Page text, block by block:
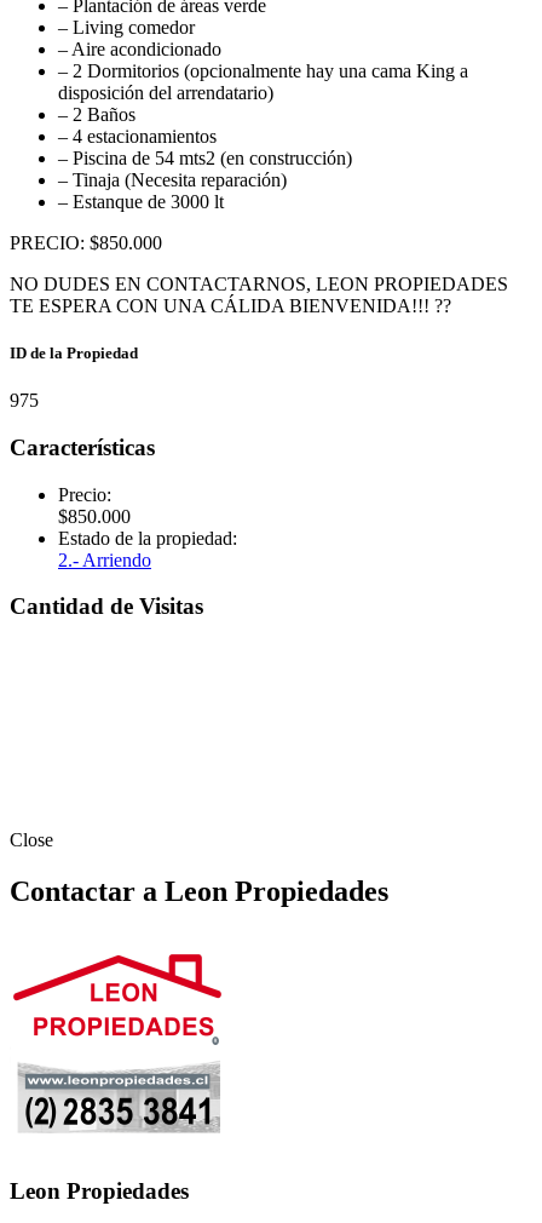
– Plantación de áreas verde
– Living comedor
– Aire acondicionado
– 2 Dormitorios (opcionalmente hay una cama King a
disposición del arrendatario)
– 2 Baños
– 4 estacionamientos
– Piscina de 54 mts2 (en construcción)
– Tinaja (Necesita reparación)
– Estanque de 3000 lt
PRECIO: $850.000
NO DUDES EN CONTACTARNOS, LEON PROPIEDADES
TE ESPERA CON UNA CÁLIDA BIENVENIDA!!! ??
ID de la Propiedad
975
Características
Precio:
$850.000
Estado de la propiedad:
2.- Arriendo
Cantidad de Visitas
Close
Contactar a Leon Propiedades
Leon Propiedades